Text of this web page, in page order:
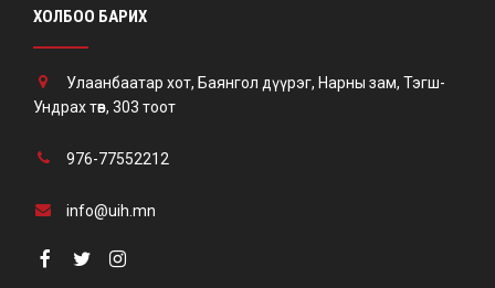
ХОЛБОО БАРИХ
Улаанбаатар хот, Баянгол дүүрэг, Нарны зам, Тэгш-
Ундрах төв, 303 тоот
976-77552212
info@uih.mn